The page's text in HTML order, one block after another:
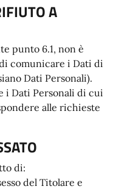
A
punto 6.1, non è
comunicare i Dati di
Dati Personali).
i Dati Personali di cui
alle richieste
di:
del Titolare e